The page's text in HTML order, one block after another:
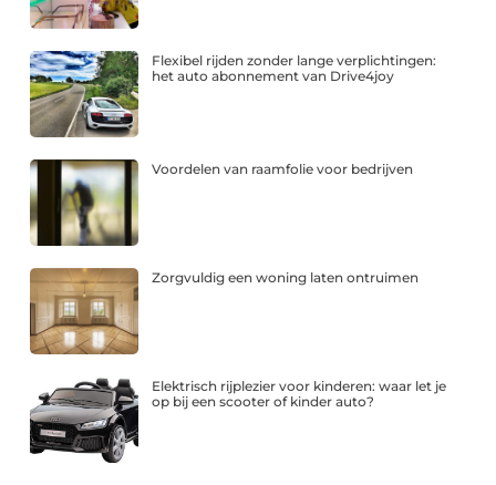
Flexibel rijden zonder lange verplichtingen:
het auto abonnement van Drive4joy
Voordelen van raamfolie voor bedrijven
Zorgvuldig een woning laten ontruimen
Elektrisch rijplezier voor kinderen: waar let je
op bij een scooter of kinder auto?